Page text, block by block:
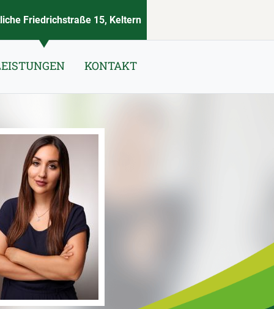
Friedrichstraße 15, Keltern
KONTAKT